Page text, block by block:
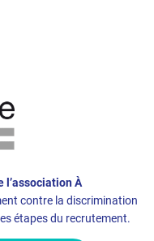
l’association À
contre la discrimination
étapes du recrutement.